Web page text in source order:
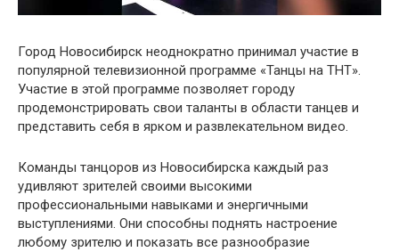
Город Новосибирск неоднократно принимал участие в
популярной телевизионной программе «Танцы на ТНТ».
Участие в этой программе позволяет городу
продемонстрировать свои таланты в области танцев и
представить себя в ярком и развлекательном видео.
Команды танцоров из Новосибирска каждый раз
удивляют зрителей своими высокими
профессиональными навыками и энергичными
выступлениями. Они способны поднять настроение
любому зрителю и показать все разнообразие